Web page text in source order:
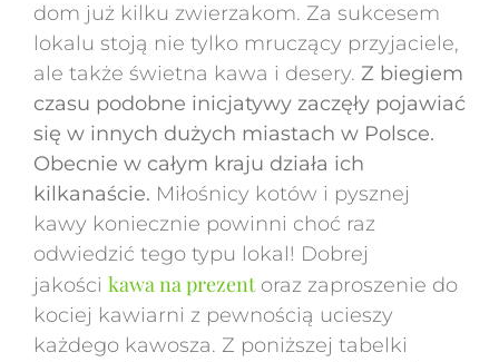
dom już kilku zwierzakom. Za sukcesem
lokalu stoją nie tylko mruczący przyjaciele,
ale także świetna kawa i desery. Z biegiem
czasu podobne inicjatywy zaczęły pojawiać
się w innych dużych miastach w Polsce.
Obecnie w całym kraju działa ich
kilkanaście. Miłośnicy kotów i pysznej
kawy koniecznie powinni choć raz
odwiedzić tego typu lokal! Dobrej
jakości kawa na prezentoraz zaproszenie do
kociej kawiarni z pewnością ucieszy
każdego kawosza. Z poniższej tabelki